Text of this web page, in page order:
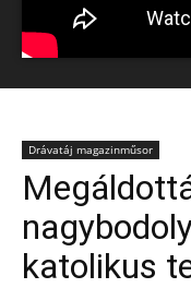
Drávatáj magazinműsor
katolikus